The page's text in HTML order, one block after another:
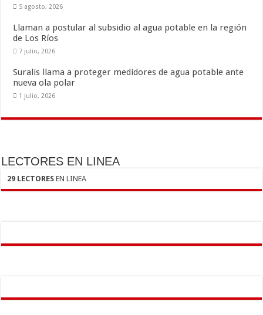
5 agosto, 2026
Llaman a postular al subsidio al agua potable en la región
de Los Ríos
7 julio, 2026
Suralis llama a proteger medidores de agua potable ante
nueva ola polar
1 julio, 2026
LECTORES EN LINEA
29 LECTORES EN LINEA